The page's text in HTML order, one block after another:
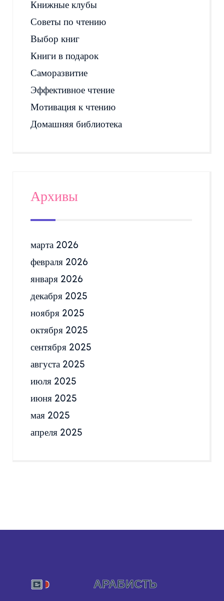
Книжные клубы
Советы по чтению
Выбор книг
Книги в подарок
Саморазвитие
Эффективное чтение
Мотивация к чтению
Домашняя библиотека
Архивы
марта 2026
февраля 2026
января 2026
декабря 2025
ноября 2025
октября 2025
сентября 2025
августа 2025
июля 2025
июня 2025
мая 2025
апреля 2025